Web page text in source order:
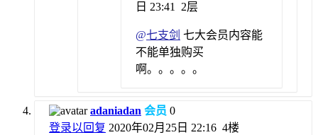
日 23:41
2层
@七支剑 七大会员内容能
不能单独购买
啊。。。。。
adaniadan 会员 0
登录以回复 2020年02月25日 22:16 4楼